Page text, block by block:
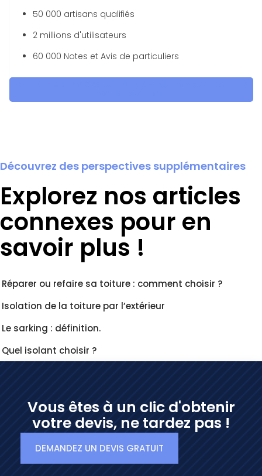
50 000 artisans qualifiés
2 millions d'utilisateurs
60 000 Notes et Avis de particuliers
Découvrez des perspectives supplémentaires
Explorez nos articles
connexes pour en
savoir plus !
Réparer ou refaire sa toiture : comment choisir ?
Isolation de la toiture par l’extérieur
Le sarking : définition.
Quel isolant choisir ?
Vous êtes à un clic d'obtenir
votre devis, ne tardez pas !
DEMANDEZ UN DEVIS GRATUIT